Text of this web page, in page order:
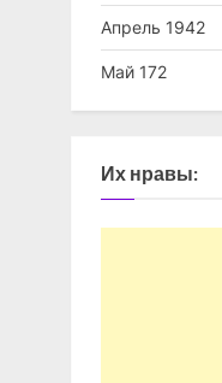
Апрель 1942
Май 172
Их нравы: